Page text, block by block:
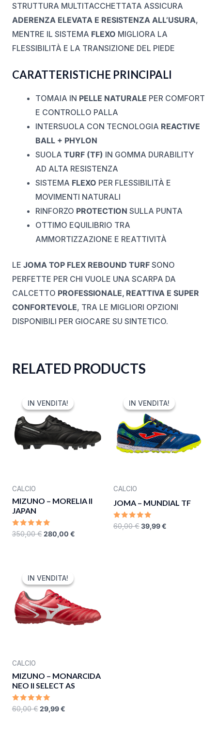
STRUTTURA MULTITACCHETTATA ASSICURA
ADERENZA ELEVATA E RESISTENZA ALL’USURA,
MENTRE IL SISTEMA FLEXO MIGLIORA LA
FLESSIBILITÀ E LA TRANSIZIONE DEL PIEDE
CARATTERISTICHE PRINCIPALI
TOMAIA IN PELLE NATURALE PER COMFORT
E CONTROLLO PALLA
INTERSUOLA CON TECNOLOGIA REACTIVE
BALL + PHYLON
SUOLA TURF (TF) IN GOMMA DURABILITY
AD ALTA RESISTENZA
SISTEMA FLEXO PER FLESSIBILITÀ E
MOVIMENTI NATURALI
RINFORZO PROTECTION SULLA PUNTA
OTTIMO EQUILIBRIO TRA
AMMORTIZZAZIONE E REATTIVITÀ
LE JOMA TOP FLEX REBOUND TURFSONO
PERFETTE PER CHI VUOLE UNA SCARPA DA
CALCETTO PROFESSIONALE, REATTIVA E SUPER
CONFORTEVOLE, TRA LE MIGLIORI OPZIONI
DISPONIBILI PER GIOCARE SU SINTETICO.
RELATED PRODUCTS
IN VENDITA!
IN VENDITA!
CALCIO
MIZUNO – MORELIA II
JAPAN
RATED
350,00€
PRICE
WAS:
350,00 €.
280,00 €
IN VENDITA!
IN VENDITA!
CALCIO
JOMA – MUNDIAL TF
RATED
60,00€
PRICE
WAS:
60,00 €.
39,99€
PRICE
IS:
IN VENDITA!
IN VENDITA!
CALCIO
MIZUNO – MONARCIDA
NEO II SELECT AS
RATED
0
60,00€
PRICE
WAS:
60,00 €.
29,99€
PRICE
IS: